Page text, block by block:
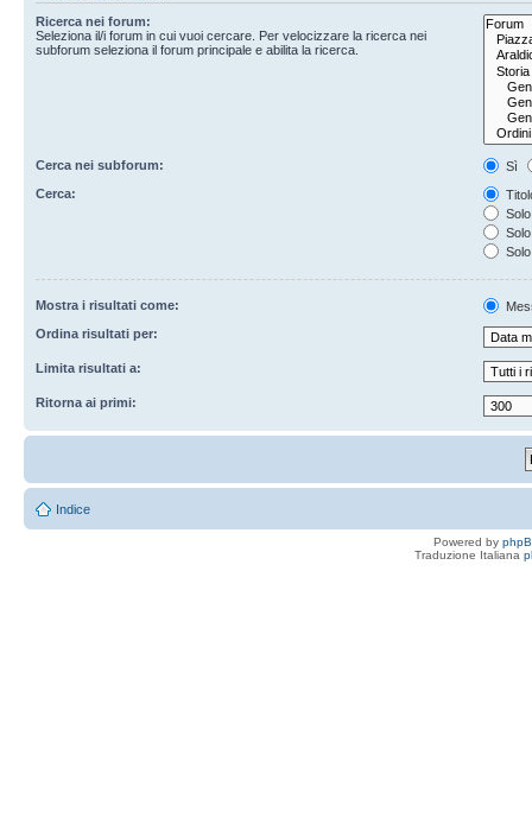
Ricerca nei forum:
Seleziona il/i forum in cui vuoi cercare. Per velocizzare la ricerca nei
subforum seleziona il forum principale e abilita la ricerca.
Cerca nei subforum:
Sì
Cerca:
Mostra i risultati come:
Ordina risultati per:
Limita risultati a:
Ritorna ai primi:
Indice
Powered by
Traduzione Italiana